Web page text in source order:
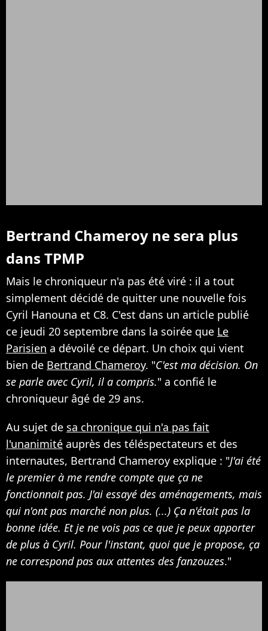
Bertrand Chameroy ne sera plus
dans TPMP
Mais le chroniqueur n'a pas été viré : il a tout
simplement décidé de quitter une nouvelle fois
Cyril Hanouna et C8. C'est dans un article publié
ce jeudi 20 septembre dans la soirée que Le
Parisien a dévoilé ce départ. Un choix qui vient
bien de Bertrand Chameroy. "C'est ma décision. On
se parle avec Cyril, il a compris." a confié le
chroniqueur âgé de 29 ans.
Au sujet de sa chronique qui n'a pas fait
l'unanimité auprès des téléspectateurs et des
internautes, Bertrand Chameroy explique : "J'ai été
le premier à me rendre compte que ça ne
fonctionnait pas. J'ai essayé des aménagements, mais
qui n'ont pas marché non plus. (...) Ça n'était pas la
bonne idée. Et je ne vois pas ce que je peux apporter
de plus à Cyril. Pour l'instant, quoi que je propose, ça
ne correspond pas aux attentes des fanzouzes."